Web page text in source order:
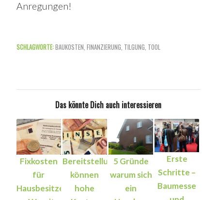
Anregungen!
SCHLAGWORTE:BAUKOSTEN, FINANZIERUNG, TILGUNG, TOOL
Das könnte Dich auch interessieren
Fixkosten
für
Hausbesitzer
Bereitstellungszinsen
können
hohe
5 Gründe
warum sich
ein
Erste
Schritte –
Baumesse